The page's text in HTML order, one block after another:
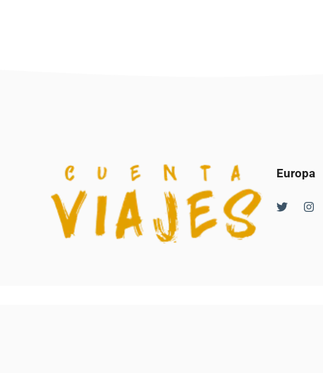
Europa